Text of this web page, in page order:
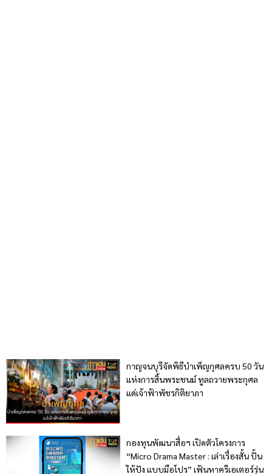
กาญจนบุรีจัดพิธีบำเพ็ญกุศลครบ 50 วัน
แห่งการสิ้นพระชนม์ ทูลถวายพระกุศล
แด่เจ้าฟ้าพัชรกิติยาภา
กองทุนพัฒนาสื่อฯ เปิดตัวโครงการ
“Micro Drama Master : เล่าเรื่องสั้น ปั้น
ให้ปัง แบบมือโปร” เฟ้นหาครีเอเตอร์รุ่น